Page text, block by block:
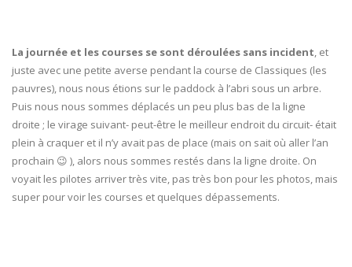
La journée et les courses se sont déroulées sans incident, et
juste avec une petite averse pendant la course de Classiques (les
pauvres), nous nous étions sur le paddock à l’abri sous un arbre.
Puis nous nous sommes déplacés un peu plus bas de la ligne
droite ; le virage suivant- peut-être le meilleur endroit du circuit- était
plein à craquer et il n’y avait pas de place (mais on sait où aller l’an
prochain 😉 ), alors nous sommes restés dans la ligne droite. On
voyait les pilotes arriver très vite, pas très bon pour les photos, mais
super pour voir les courses et quelques dépassements.